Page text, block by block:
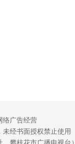
络广告经营
经书面授权禁止使用